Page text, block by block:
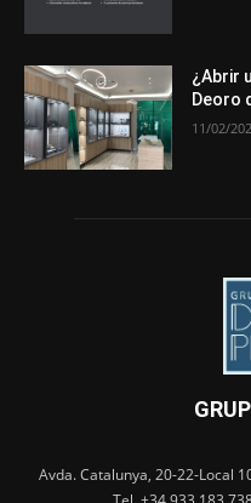
¿Abrir
Deoro
11/02/
Avda. Catalunya, 20-22-Local